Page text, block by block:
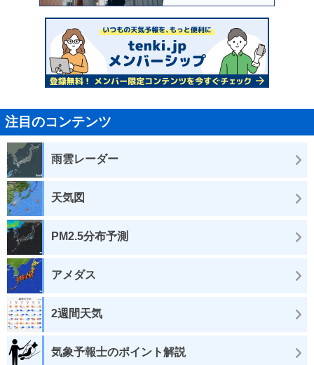
注目のコンテンツ
雨雲レーダー
天気図
PM2.5分布予測
アメダス
2週間天気
気象予報士のポイント解説